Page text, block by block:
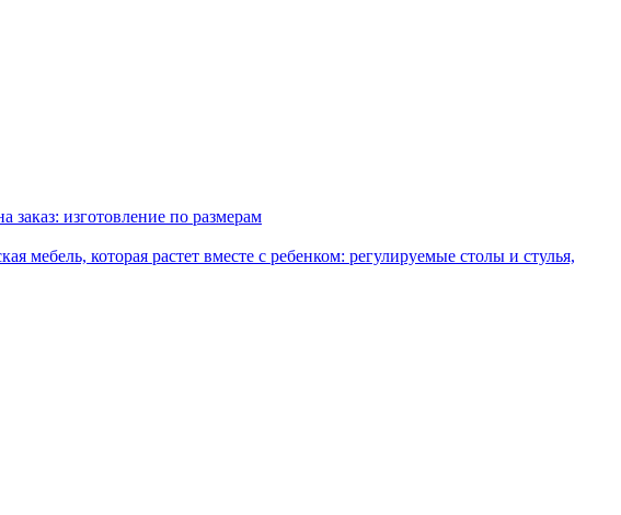
изготовление по размерам
мебель, которая растет вместе с ребенком: регулируемые столы и стулья,